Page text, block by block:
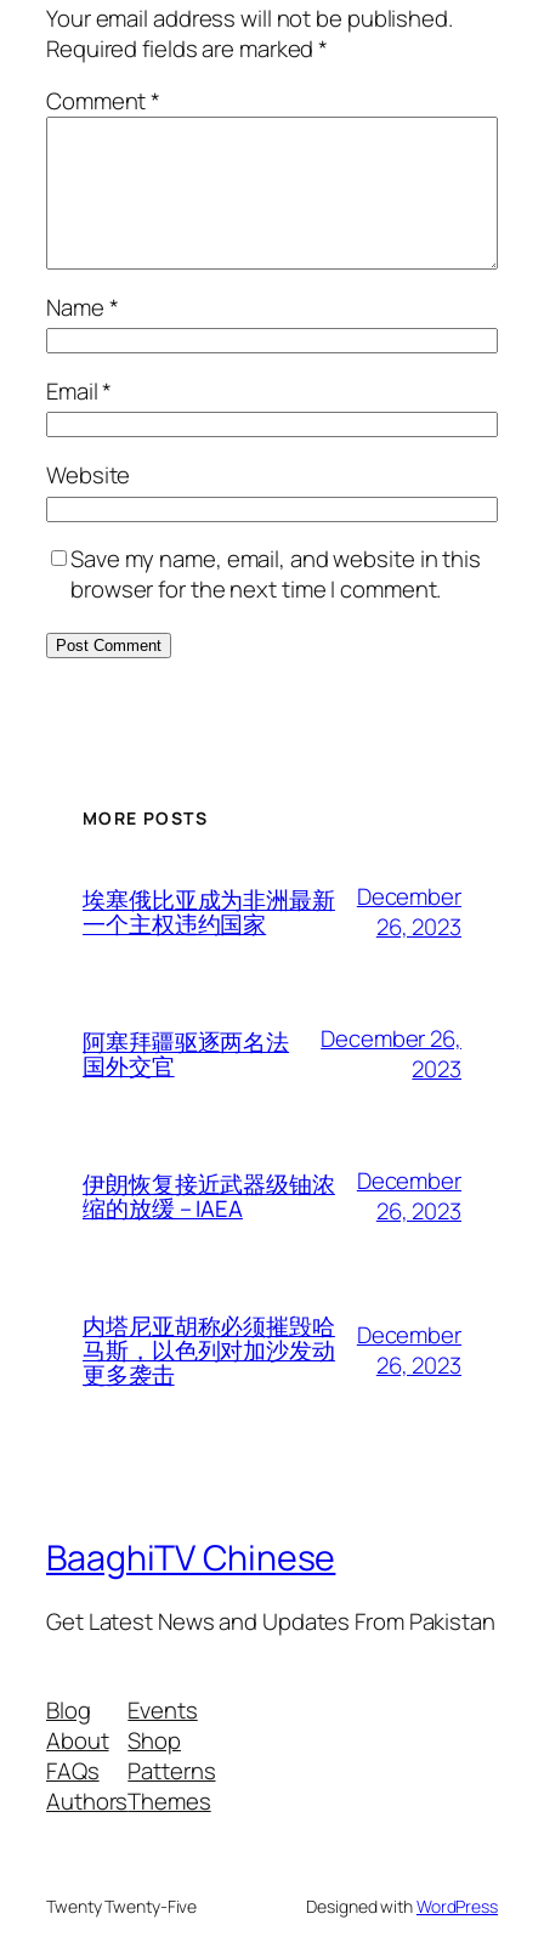
Your email address will not be published.
Required fields are marked*
Comment*
Name*
Email*
Website
Save my name, email, and website in this
browser for the next time I comment.
MORE POSTS
埃塞俄比亚成为非洲最新
一个主权违约国家
December
26, 2023
阿塞拜疆驱逐两名法
国外交官
December 26,
2023
伊朗恢复接近武器级铀浓
缩的放缓 – IAEA
December
26, 2023
内塔尼亚胡称必须摧毁哈
马斯，以色列对加沙发动
更多袭击
December
26, 2023
BaaghiTV Chinese
Get Latest News and Updates From Pakistan
Blog
About
FAQs
Authors
Events
Shop
Patterns
Themes
Twenty Twenty-Five Designed withWordPress